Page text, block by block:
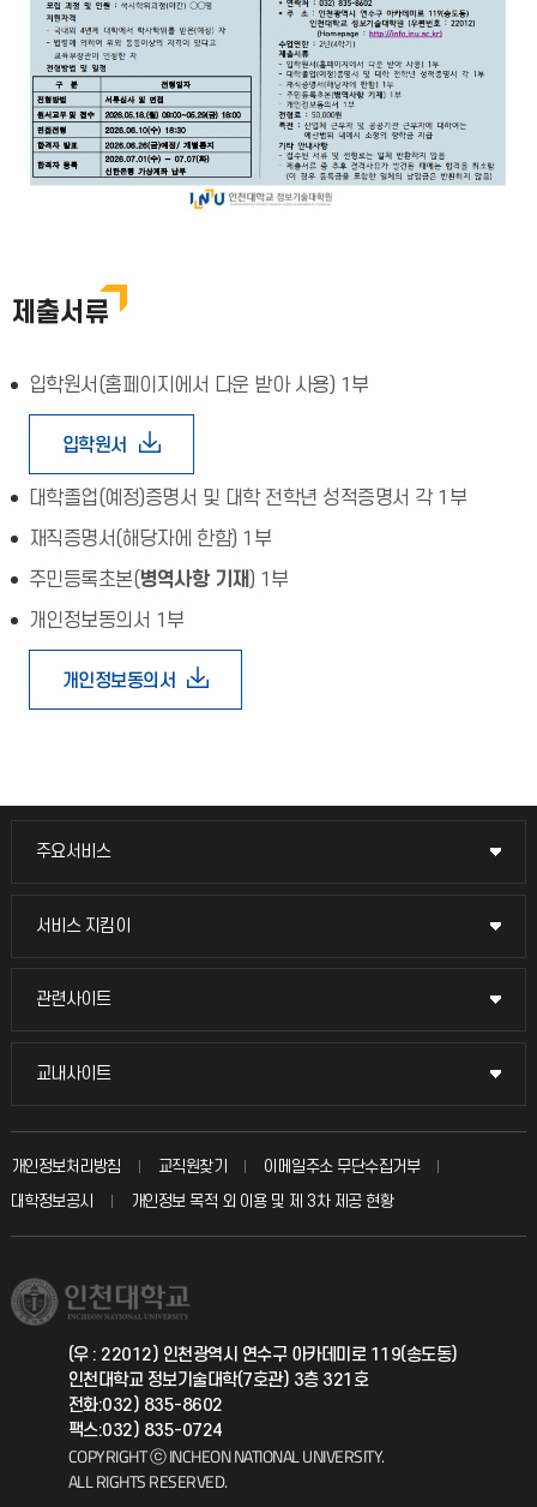
제출서류
입학원서(홈페이지에서 다운 받아 사용) 1부
입학원서
대학졸업(예정)증명서 및 대학 전학년 성적증명서 각 1부
재직증명서(해당자에 한함) 1부
주민등록초본(병역사항 기재 ) 1부
개인정보동의서 1부
개인정보동의서
주요서비스
주요서비스
교무회의방송
입학안내
취업정보(학생)
서비스 지킴이
서비스 지킴이
묻고 답하기
칭찬마당
학생서비스 지킴이
관련사이트
관련사이트
국방헬프콜
총동문회
교내사이트
교내사이트
교수회
교육혁신본부
국제지원과
공자아카데미
기초교육원
개인정보처리방침 교직원찾기
이메일주소 무단수집거부
대학정보공시
개인정보 목적 외 이용 및 제 3차 제공 현황
(우 : 22012) 인천광역시 연수구 아카데미로 119(송도동)
인천대학교 정보기술대학(7호관) 3층 321호
전화:032) 835-8602
팩스:032) 835-0724
COPYRIGHT ⓒ INCHEON NATIONAL UNIVERSITY.
ALL RIGHTS RESERVED.